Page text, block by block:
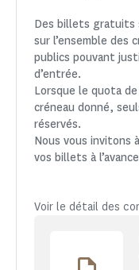
Des billets gratuits
sur l’ensemble des
publics pouvant
d’entrée.
Lorsque le quota
créneau donné,
réservés.
Nous vous invitons
vos billets à l’avance
Voir le détail des